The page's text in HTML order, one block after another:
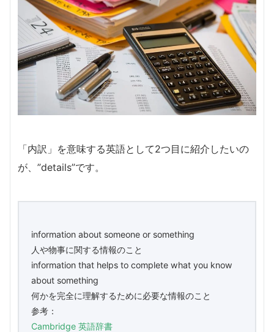
「内訳」を意味する英語として2つ目に紹介したいの
が、”details”です。
information about someone or something
人や物事に関する情報のこと
information that helps to complete what you know
about something
何かを完全に理解するために必要な情報のこと
参考：
Cambridge 英語辞書